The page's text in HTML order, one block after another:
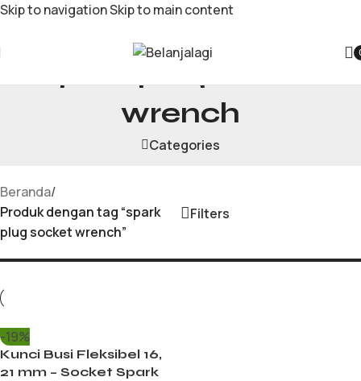
Skip to navigationSkip to main content
wrench
Categories
Beranda/
Produk dengan tag “spark
plug socket wrench”
Filters
-19%
Kunci Busi Fleksibel 16,
21 mm – Socket Spark